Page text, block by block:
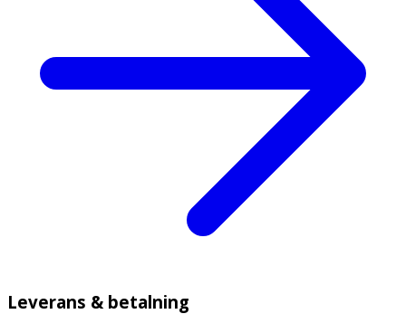
Leverans & betalning